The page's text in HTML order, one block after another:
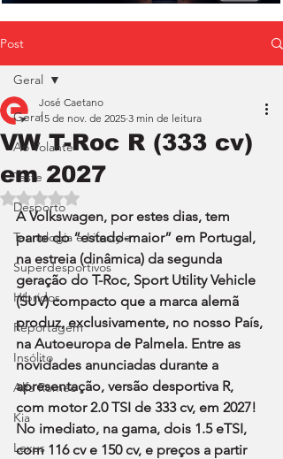
Post
Geral
Ao Volante
Teste
Desporto
Tecnologia e Lifestyle
Superdesportivos
Híbridos
Reportagem
Insólito
Alfa Romeo
Kia
Lexus
Geral
VW T-Roc R (333 cv)
em 2027
José Caetano
15 de nov. de 2025 3 min de leitura
Avaliado com NaN de 5 estrelas.
A Volkswagen, por estes dias, tem
parte do “estado-maior” em Portugal,
na estreia (dinâmica) da segunda
geração do T-Roc, Sport Utility Vehicle
(SUV) compacto que a marca alemã
produz, exclusivamente, no nosso País,
na Autoeuropa de Palmela. Entre as
novidades anunciadas durante a
apresentação, versão desportiva R,
com motor 2.0 TSI de 333 cv, em 2027!
No imediato, na gama, dois 1.5 eTSI,
com 116 cv e 150 cv, e preços a partir